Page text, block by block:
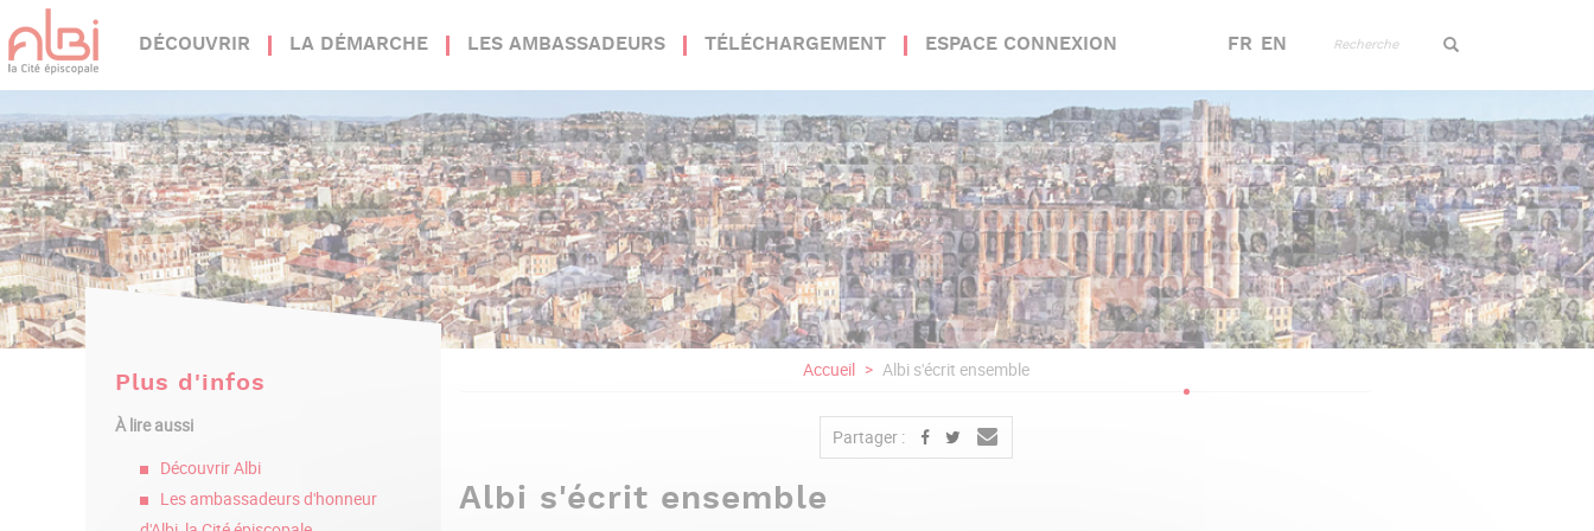
au
contenu
principal
Main
navigation
DÉCOUVRIR LA DÉMARCHE LES AMBASSADEURS TÉLÉCHARGEMENT ESPACE CONNEXION Recherche
Recherche Recherche
FR EN
Plus d'infos
À lire aussi
Découvrir Albi
Les ambassadeurs d'honneur
Accueil Albi s'écrit ensemble
Partager :
Albi s'écrit ensemble